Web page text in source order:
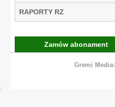
RAPORTY RZ
Zamów abonament
Gremi Media: